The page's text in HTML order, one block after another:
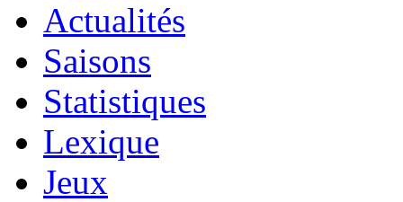
Actualités
Saisons
Statistiques
Lexique
Jeux